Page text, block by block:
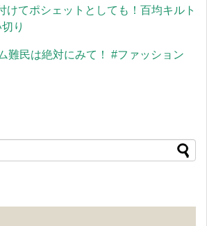
けてポシェットとしても！百均キルト
り
難民は絶対にみて！ #ファッション